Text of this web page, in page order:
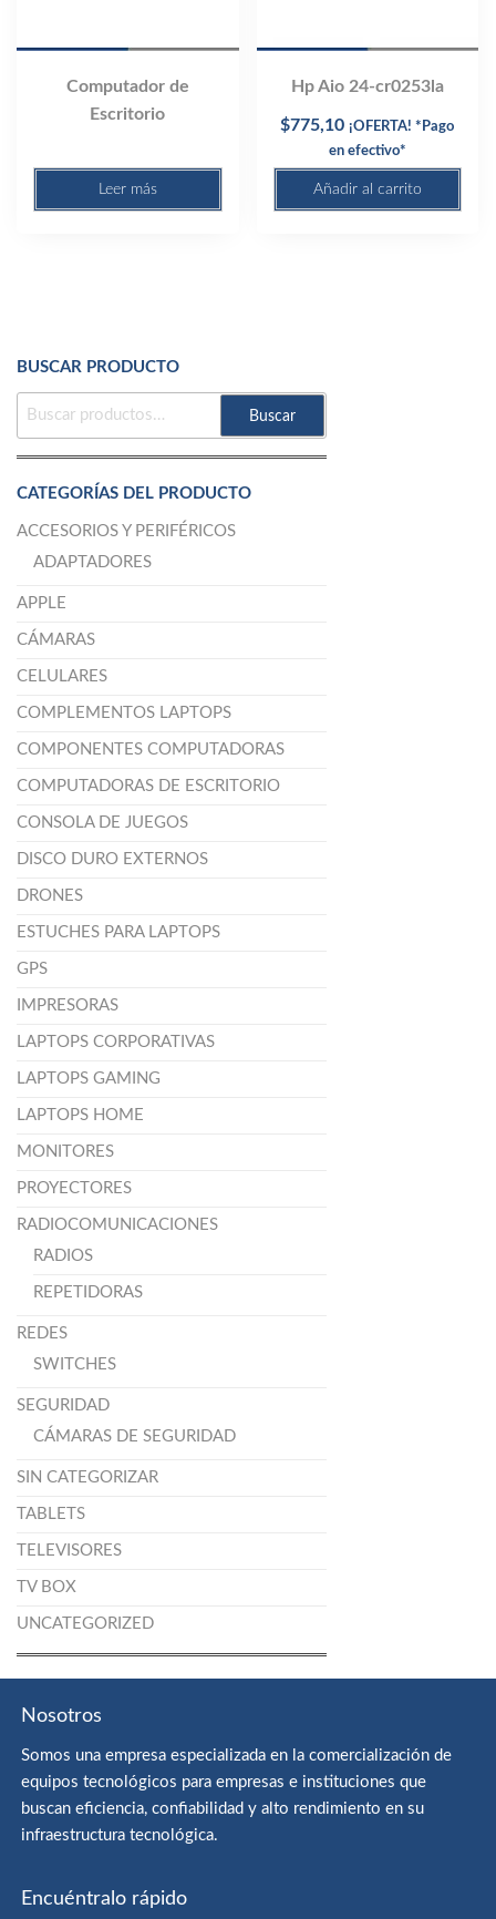
Computador de
Escritorio
Leer más
Hp Aio 24-cr0253la
$775,10 ¡OFERTA! *Pago
en efectivo*
Añadir al carrito
BUSCAR PRODUCTO
BUSCAR
Buscar
CATEGORÍAS DEL PRODUCTO
ACCESORIOS Y PERIFÉRICOS
ADAPTADORES
APPLE
CÁMARAS
CELULARES
COMPLEMENTOS LAPTOPS
COMPONENTES COMPUTADORAS
COMPUTADORAS DE ESCRITORIO
CONSOLA DE JUEGOS
DISCO DURO EXTERNOS
DRONES
ESTUCHES PARA LAPTOPS
GPS
IMPRESORAS
LAPTOPS CORPORATIVAS
LAPTOPS GAMING
LAPTOPS HOME
MONITORES
PROYECTORES
RADIOCOMUNICACIONES
RADIOS
REPETIDORAS
REDES
SWITCHES
SEGURIDAD
CÁMARAS DE SEGURIDAD
SIN CATEGORIZAR
TABLETS
TELEVISORES
TV BOX
UNCATEGORIZED
Nosotros
Somos una empresa especializada en la comercialización de
equipos tecnológicos para empresas e instituciones que
buscan eficiencia, confiabilidad y alto rendimiento en su
infraestructura tecnológica.
Encuéntralo rápido